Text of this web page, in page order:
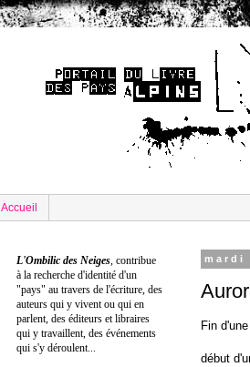
Accueil
mardi
Fin
début
L'Ombilic des Neiges, contribue
à la recherche d'identité d'un
"pays" au travers de l'écriture, des
auteurs qui y vivent ou qui en
parlent, des éditeurs et libraires
qui y travaillent, des événements
qui s'y déroulent...